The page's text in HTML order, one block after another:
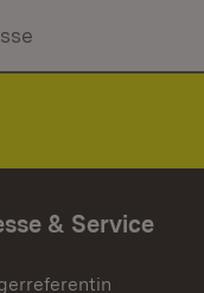
& Service